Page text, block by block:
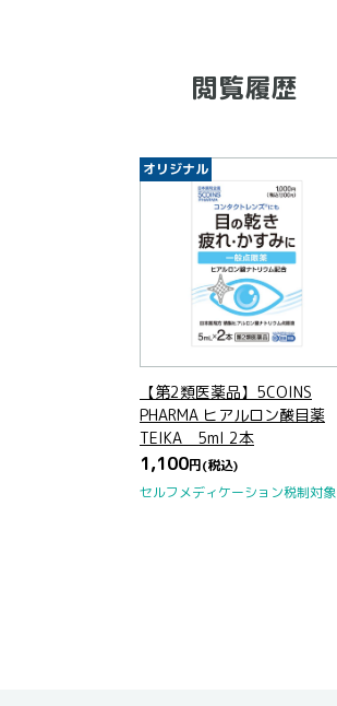
閲覧履歴
オリジナル
【第2類医薬品】5COINS
PHARMA ヒアルロン酸目薬
TEIKA 5ml 2本
1,100円(税込)
セルフメディケーション税制対象